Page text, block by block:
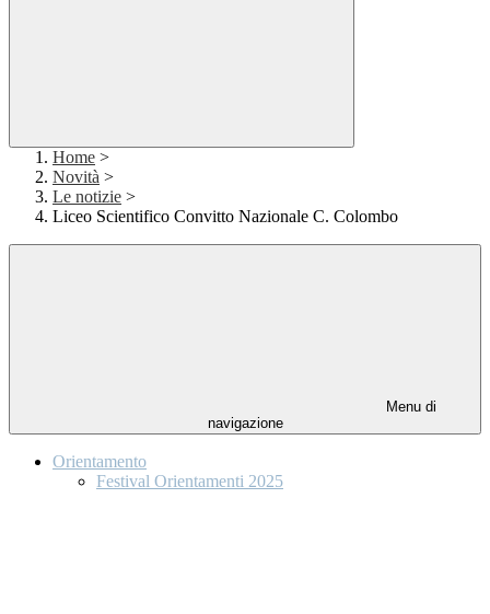
Home >
Novità >
Le notizie >
Liceo Scientifico Convitto Nazionale C. Colombo
Menu di
navigazione
Orientamento
Festival Orientamenti 2025